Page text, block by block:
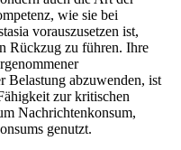
wie sie bei
vorauszusetzen ist,
Rückzug zu führen. Ihre
Belastung abzuwenden, ist
zur kritischen
Nachrichtenkonsum,
genutzt.